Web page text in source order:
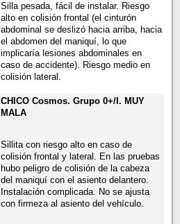
Silla pesada, fácil de instalar. Riesgo
alto en colisión frontal (el cinturón
abdominal se deslizó hacia arriba, hacia
el abdomen del maniquí, lo que
implicaría lesiones abdominales en
caso de accidente). Riesgo medio en
colisión lateral.
CHICO Cosmos. Grupo 0+/I. MUY
MALA
Sillita con riesgo alto en caso de
colisión frontal y lateral. En las pruebas
hubo peligro de colisión de la cabeza
del maniquí con el asiento delantero.
Instalación complicada. No se ajusta
con firmeza al asiento del vehículo.